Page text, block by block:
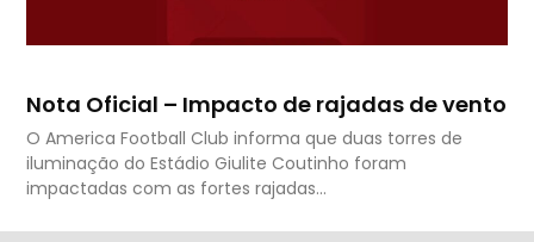
Nota Oficial – Impacto de rajadas de vento
O America Football Club informa que duas torres de
iluminação do Estádio Giulite Coutinho foram
impactadas com as fortes rajadas…